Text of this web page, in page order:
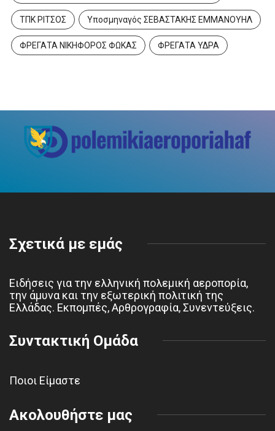
ΤΠΚ ΡΙΤΣΟΣ Υποσμηναγός ΣΕΒΑΣΤΑΚΗΣ ΕΜΜΑΝΟΥΗΛ
ΦΡΕΓΑΤΑ ΝΙΚΗΦΟΡΟΣ ΦΩΚΑΣ ΦΡΕΓΑΤΑ ΥΔΡΑ
Σχετικά με εμάς
Ειδήσεις για την ελληνική πολεμική αεροπορία,
την άμυνα και την εξωτερική πολιτική της
Ελλάδας. Εκπομπές, Αρθρογραφία, Συνεντεύξεις.
Συντακτική Ομάδα
Ποιοι Είμαστε
Ακολουθήστε μας